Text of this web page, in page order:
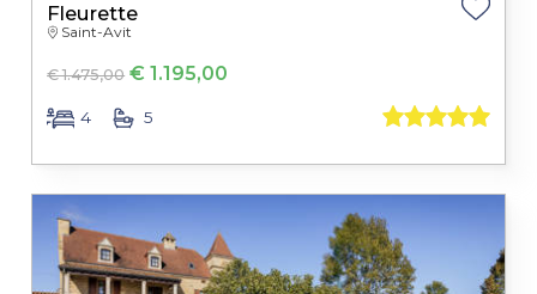
Fleurette
Saint-Avit
€ 1.475,00 € 1.195,00
4 5